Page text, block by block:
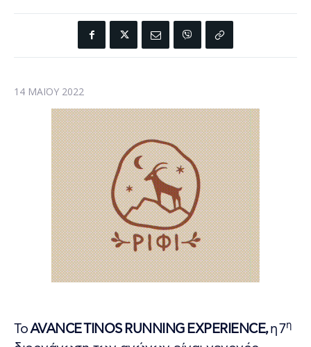
14 ΜΑΪ́ΟΥ 2022
ΤοAVANCETINOSRUNNINGEXPERIENCE,η 7η